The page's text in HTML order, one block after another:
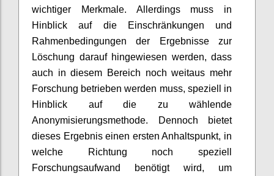
wichtiger Merkmale. Allerdings muss in
Hinblick auf die Einschränkungen und
Rahmenbedingungen der Ergebnisse zur
Löschung darauf hingewiesen werden, dass
auch in diesem Bereich noch weitaus mehr
Forschung betrieben werden muss, speziell in
Hinblick auf die zu wählende
Anonymisierungsmethode. Dennoch bietet
dieses Ergebnis einen ersten Anhaltspunkt, in
welche Richtung noch speziell
Forschungsaufwand benötigt wird, um